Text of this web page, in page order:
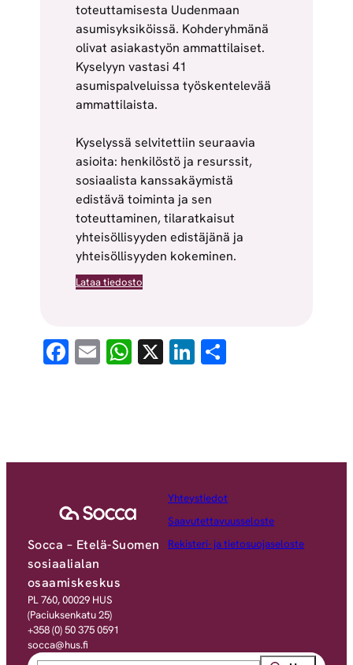
toteuttamisesta Uudenmaan
asumisyksiköissä. Kohderyhmänä
olivat asiakastyön ammattilaiset.
Kyselyyn vastasi 41
asumispalveluissa työskentelevää
ammattilaista.
Kyselyssä selvitettiin seuraavia
asioita: henkilöstö ja resurssit,
sosiaalista kanssakäymistä
edistävä toiminta ja sen
toteuttaminen, tilaratkaisut
yhteisöllisyyden edistäjänä ja
yhteisöllisyyden kokeminen.
Lataa tiedosto
Facebook
EmailWhatsApp
X LinkedIn
Share
Socca – Etelä-Suomen
sosiaalialan
osaamiskeskus
PL 760, 00029 HUS
(Paciuksenkatu 25)
+358 (0) 50 375 0591
socca@hus.fi
Yhteystiedot
Saavutettavuusseloste
Rekisteri- ja tietosuojaseloste
Search